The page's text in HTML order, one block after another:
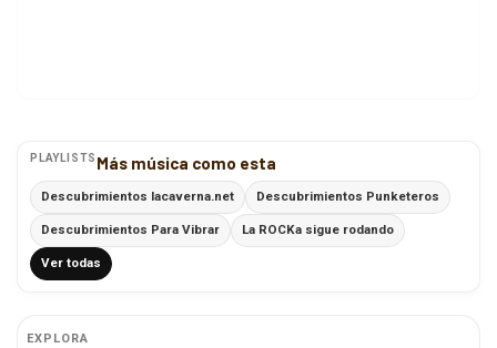
PLAYLISTS Más música como esta
Descubrimientos lacaverna.net Descubrimientos Punketeros
Descubrimientos Para Vibrar La ROCKa sigue rodando
Ver todas
EXPLORA